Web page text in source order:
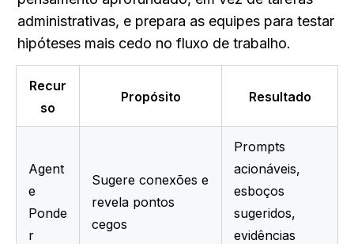
administrativas, e prepara as equipes para testar
hipóteses mais cedo no fluxo de trabalho.
Recur
so
Propósito Resultado
Agent
e
Ponde
r
Sugere conexões e
revela pontos
cegos
Prompts
acionáveis,
esboços
sugeridos,
evidências